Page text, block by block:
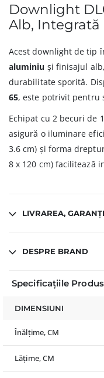
Downlight
Alb, Integrată
Acest downlight de tip
aluminiu și finisajul
durabilitate sporită.
65, este potrivit pentru
Echipat cu 2 becuri de
asigură o iluminare
3.6 cm) și forma
8 x 120 cm) facilitează
LIVRAREA,
DESPRE BRAND
Specificațiile
DIMENSIUNI
Înălțime, CM
Lățime, CM